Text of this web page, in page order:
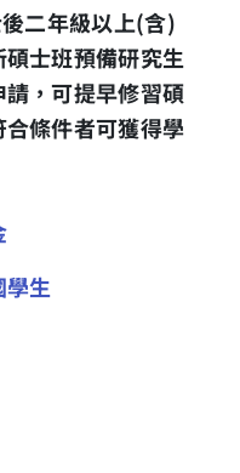
二年級以上(含)
士班預備研究生
，可提早修習碩
條件者可獲得學
生